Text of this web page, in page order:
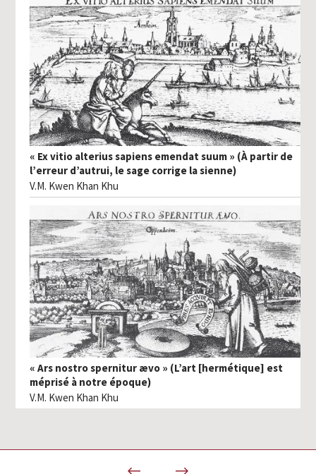
« Ex vitio alterius sapiens emendat suum » (À partir de
l’erreur d’autrui, le sage corrige la sienne)
V.M. Kwen Khan Khu
« Ars nostro spernitur ævo » (L’art [hermétique] est
méprisé à notre époque)
V.M. Kwen Khan Khu